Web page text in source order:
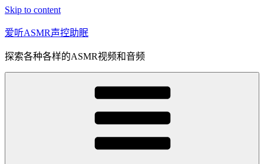
Skip to content
爱听ASMR声控助眠
探索各种各样的ASMR视频和音频